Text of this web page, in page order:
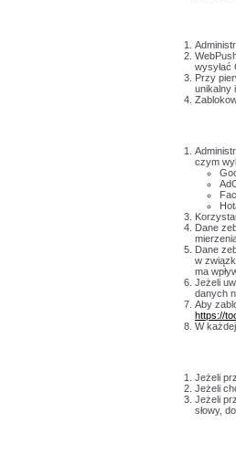
wysyłać
Przy
unikalny
czym
Dane
Dane
w
ma
Jeżeli
danych
Aby
https://
W
Jeżeli
Jeżeli
Jeżeli
słowy,